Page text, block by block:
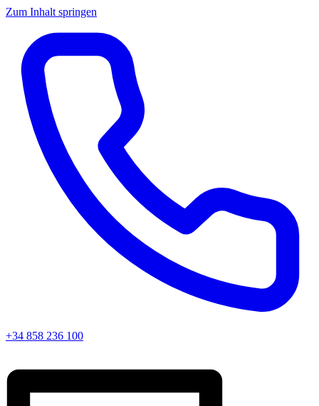
Zum Inhalt springen
+34 858 236 100